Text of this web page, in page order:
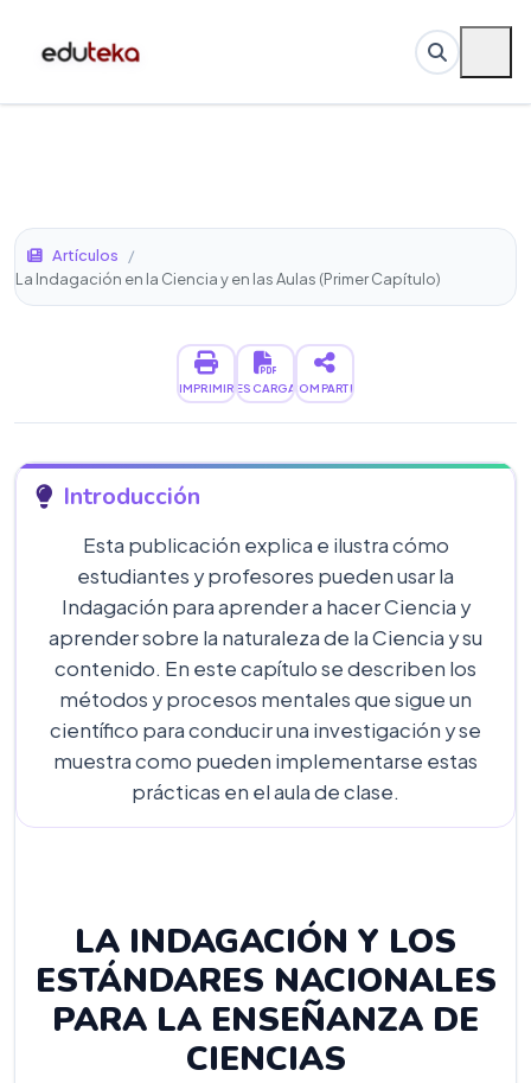
Artículos
/
La Indagación en la Ciencia y en las Aulas (Primer Capítulo)
IMPRIMIRDESCARGARCOMPARTIR
Introducción
Esta publicación explica e ilustra cómo
estudiantes y profesores pueden usar la
Indagación para aprender a hacer Ciencia y
aprender sobre la naturaleza de la Ciencia y su
contenido. En este capítulo se describen los
métodos y procesos mentales que sigue un
científico para conducir una investigación y se
muestra como pueden implementarse estas
prácticas en el aula de clase.
LA INDAGACIÓN Y LOS
ESTÁNDARES NACIONALES
PARA LA ENSEÑANZA DE
CIENCIAS